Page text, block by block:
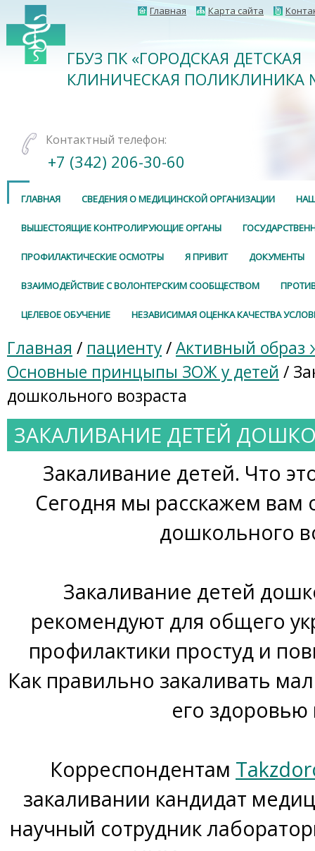
Главная Карта сайта
ГБУЗ ПК «ГОРОДСКАЯ ДЕТСКАЯ
КЛИНИЧЕСКАЯ ПОЛИКЛИНИКА
Контактный телефон:
+7 (342) 206-30-60
ГЛАВНАЯ СВЕДЕНИЯ О МЕДИЦИНСКОЙ ОРГАНИЗАЦИИ
ВЫШЕСТОЯЩИЕ КОНТРОЛИРУЮЩИЕ ОРГАНЫ
ПРОФИЛАКТИЧЕСКИЕ ОСМОТРЫ Я ПРИВИТ ДОКУМЕНТЫ
ВЗАИМОДЕЙСТВИЕ С ВОЛОНТЕРСКИМ СООБЩЕСТВОМ
ЦЕЛЕВОЕ ОБУЧЕНИЕ НЕЗАВИСИМАЯ ОЦЕНКА КАЧЕСТВА
Главная / пациенту/Активный образ
Основные принцыпы ЗОЖ у детей /
дошкольного возраста
ЗАКАЛИВАНИЕ ДЕТЕЙ
Закаливание детей. Что
Сегодня мы расскажем вам
дошкольного
Закаливание детей
рекомендуют для общего
профилактики простуд и
Как правильно закаливать
его здоровью
Корреспондентам
закаливании кандидат
научный сотрудник